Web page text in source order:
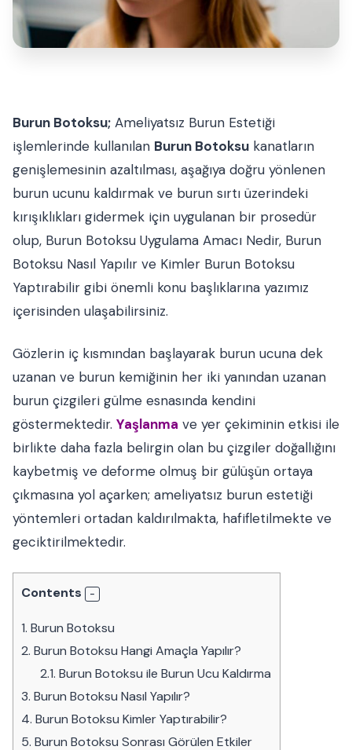
Burun Botoksu; Ameliyatsız Burun Estetiği
işlemlerinde kullanılan Burun Botoksu kanatların
genişlemesinin azaltılması, aşağıya doğru yönlenen
burun ucunu kaldırmak ve burun sırtı üzerindeki
kırışıklıkları gidermek için uygulanan bir prosedür
olup, Burun Botoksu Uygulama Amacı Nedir, Burun
Botoksu Nasıl Yapılır ve Kimler Burun Botoksu
Yaptırabilir gibi önemli konu başlıklarına yazımız
içerisinden ulaşabilirsiniz.
Gözlerin iç kısmından başlayarak burun ucuna dek
uzanan ve burun kemiğinin her iki yanından uzanan
burun çizgileri gülme esnasında kendini
göstermektedir. Yaşlanma ve yer çekiminin etkisi ile
birlikte daha fazla belirgin olan bu çizgiler doğallığını
kaybetmiş ve deforme olmuş bir gülüşün ortaya
çıkmasına yol açarken; ameliyatsız burun estetiği
yöntemleri ortadan kaldırılmakta, hafifletilmekte ve
geciktirilmektedir.
Contents
1. Burun Botoksu
2. Burun Botoksu Hangi Amaçla Yapılır?
2.1. Burun Botoksu ile Burun Ucu Kaldırma
3. Burun Botoksu Nasıl Yapılır?
4. Burun Botoksu Kimler Yaptırabilir?
5. Burun Botoksu Sonrası Görülen Etkiler